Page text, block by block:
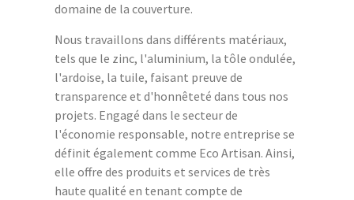
domaine de la couverture.
Nous travaillons dans différents matériaux,
tels que le zinc, l'aluminium, la tôle ondulée,
l'ardoise, la tuile, faisant preuve de
transparence et d'honnêteté dans tous nos
projets. Engagé dans le secteur de
l'économie responsable, notre entreprise se
définit également comme Eco Artisan. Ainsi,
elle offre des produits et services de très
haute qualité en tenant compte de